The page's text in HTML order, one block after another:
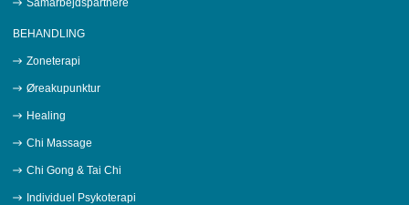
BEHANDLING
Zoneterapi
Øreakupunktur
Healing
Chi Massage
Chi Gong & Tai Chi
Individuel Psykoterapi